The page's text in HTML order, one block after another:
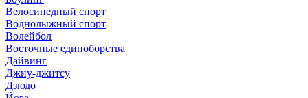
Велосипедный спорт
Воднолыжный спорт
Волейбол
Восточные единоборства
Дайвинг
Джиу-джитсу
Дзюдо